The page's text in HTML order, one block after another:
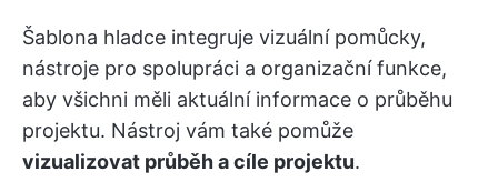
Šablona hladce integruje vizuální pomůcky,
nástroje pro spolupráci a organizační funkce,
aby všichni měli aktuální informace o průběhu
projektu. Nástroj vám také pomůže
vizualizovat průběh a cíle projektu.